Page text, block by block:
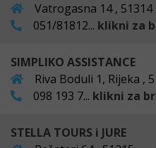
Vatrogasna 14 ,
051/81812... klikni za
SIMPLIKO ASSISTANCE
Riva Boduli 1, Rijeka
098 193 7... klikni za
STELLA TOURS i JURE